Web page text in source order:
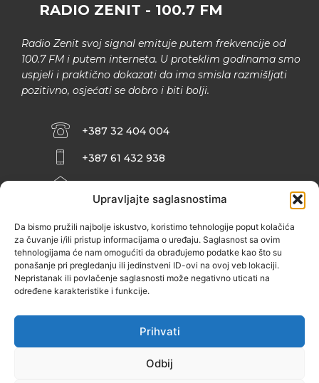
Upravljajte saglasnostima
Da bismo pružili najbolje iskustvo, koristimo tehnologije poput kolačića
za čuvanje i/ili pristup informacijama o uređaju. Saglasnost sa ovim
tehnologijama će nam omogućiti da obrađujemo podatke kao što su
ponašanje pri pregledanju ili jedinstveni ID-ovi na ovoj veb lokaciji.
Nepristanak ili povlačenje saglasnosti može negativno uticati na
određene karakteristike i funkcije.
Prihvati
Odbij
RADIO ZENIT - 100.7 FM
Radio Zenit svoj signal emituje putem frekvencije od
100.7 FM i putem interneta. U proteklim godinama smo
uspjeli i praktično dokazati da ima smisla razmišljati
pozitivno, osjećati se dobro i biti bolji.
+387 32 404 004
+387 61 432 938
INFO@ZENIT.BA
ZENIČANKA, 3. SPRAT), 72000 ZENICA